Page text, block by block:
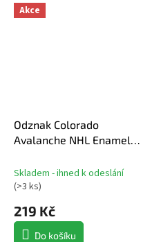
Akce
Odznak Colorado
Avalanche NHL Enamel
Skladem - ihned k odeslání
(>3 ks)
219 Kč
Do košíku